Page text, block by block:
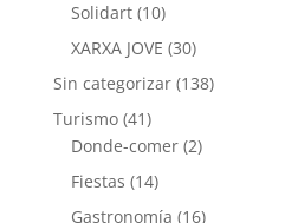
Solidart(10)
XARXA JOVE (30)
Sin categorizar(138)
Turismo(41)
Donde-comer(2)
Fiestas (14)
Gastronomía (16)